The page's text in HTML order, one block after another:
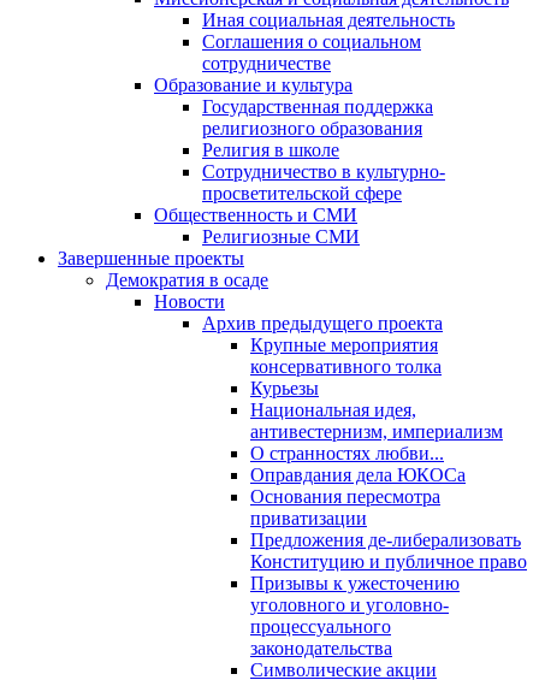
Иная социальная деятельность
Соглашения о социальном
сотрудничестве
Образование и культура
Государственная поддержка
религиозного образования
Религия в школе
Сотрудничество в культурно-
просветительской сфере
Общественность и СМИ
Религиозные СМИ
Завершенные проекты
Демократия в осаде
Новости
Архив предыдущего проекта
Крупные мероприятия
консервативного толка
Курьезы
Национальная идея,
антивестернизм, империализм
О странностях любви...
Оправдания дела ЮКОСа
Основания пересмотра
приватизации
Предложения де-либерализовать
Конституцию и публичное право
Призывы к ужесточению
уголовного и уголовно-
процессуального
законодательства
Символические акции